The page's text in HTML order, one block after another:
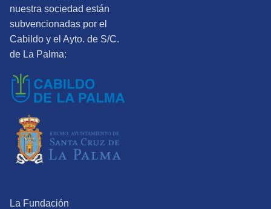
nuestra sociedad están
subvencionadas por el
Cabildo y el Ayto. de S/C.
de La Palma:
La Fundación